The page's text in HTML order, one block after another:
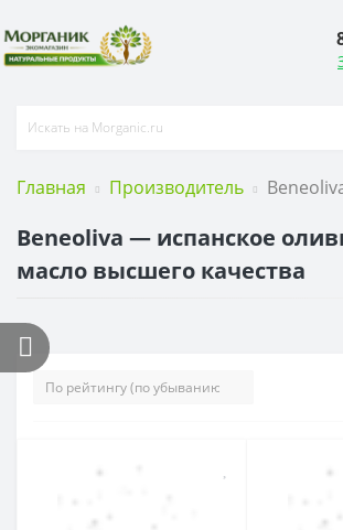
Главная Производитель
Beneoliva — испанское
масло высшего качества